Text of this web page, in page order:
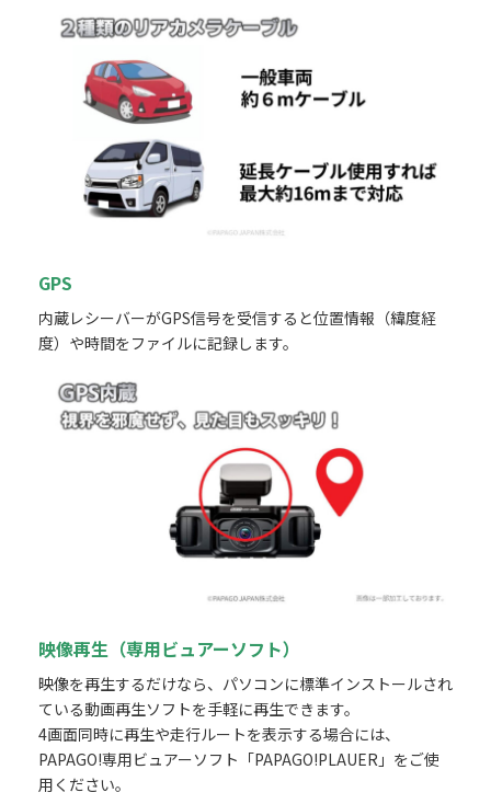
GPS
内蔵レシーバーがGPS信号を受信すると位置情報（緯度経
度）や時間をファイルに記録します。
映像再生（専用ビュアーソフト）
映像を再生するだけなら、パソコンに標準インストールされ
ている動画再生ソフトを手軽に再生できます。
4画面同時に再生や走行ルートを表示する場合には、
PAPAGO!専用ビュアーソフト「PAPAGO!PLAUER」をご使
用ください。